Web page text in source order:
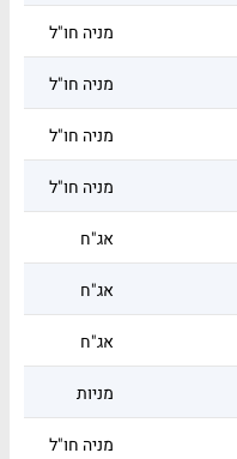
מניה חו"ל
מניה חו"ל
מניה חו"ל
מניה חו"ל
אג"ח
אג"ח
אג"ח
מניות
מניה חו"ל